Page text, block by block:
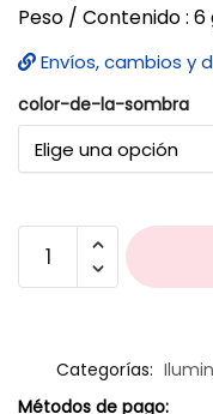
Peso / Contenido : 6
Envíos, cambios y
color-de-la-sombra
Categorías:
Métodos de pago: